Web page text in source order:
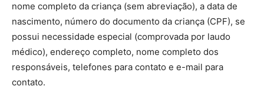
nome completo da criança (sem abreviação), a data de
nascimento, número do documento da criança (CPF), se
possui necessidade especial (comprovada por laudo
médico), endereço completo, nome completo dos
responsáveis, telefones para contato e e-mail para
contato.